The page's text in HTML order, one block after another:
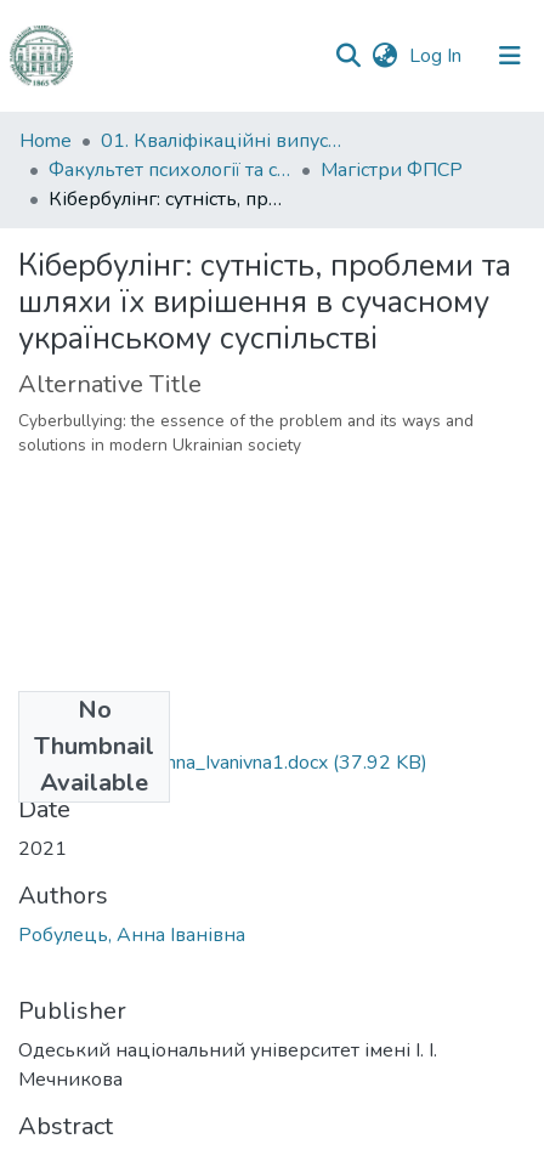
Log In (current)
Communities
&
Collections
Statistics
Home
01. Кваліфікаційні випускні роботи здобувачів вищої освіти
Факультет психології та соціальної роботи
Магістри ФПСР
Кібербулінг: сутність, проблеми та шляхи їх вирішення в сучасному українському суспільстві
Кібербулінг: сутність, проблеми та
шляхи їх вирішення в сучасному
українському суспільстві
Alternative Title
Cyberbullying: the essence of the problem and its ways and
solutions in modern Ukrainian society
No
Thumbnail
Available
231_Robulets_Anna_Ivanivna1.docx (37.92 KB)
Date
2021
Authors
Робулець, Анна Іванівна
Publisher
Одеський національний університет імені І. І.
Мечникова
Abstract